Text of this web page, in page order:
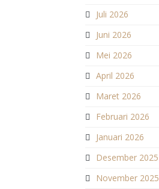
Juli 2026
Juni 2026
Mei 2026
April 2026
Maret 2026
Februari 2026
Januari 2026
Desember 2025
November 2025